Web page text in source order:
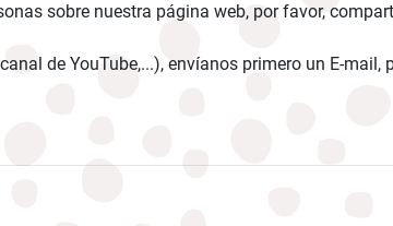
sobre nuestra página web, por favor,
de YouTube,...), envíanos primero un E-mail,